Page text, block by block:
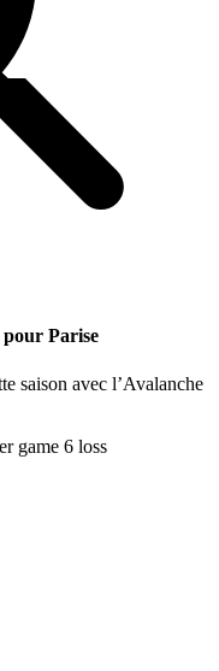
Parise
saison avec l’Avalanche